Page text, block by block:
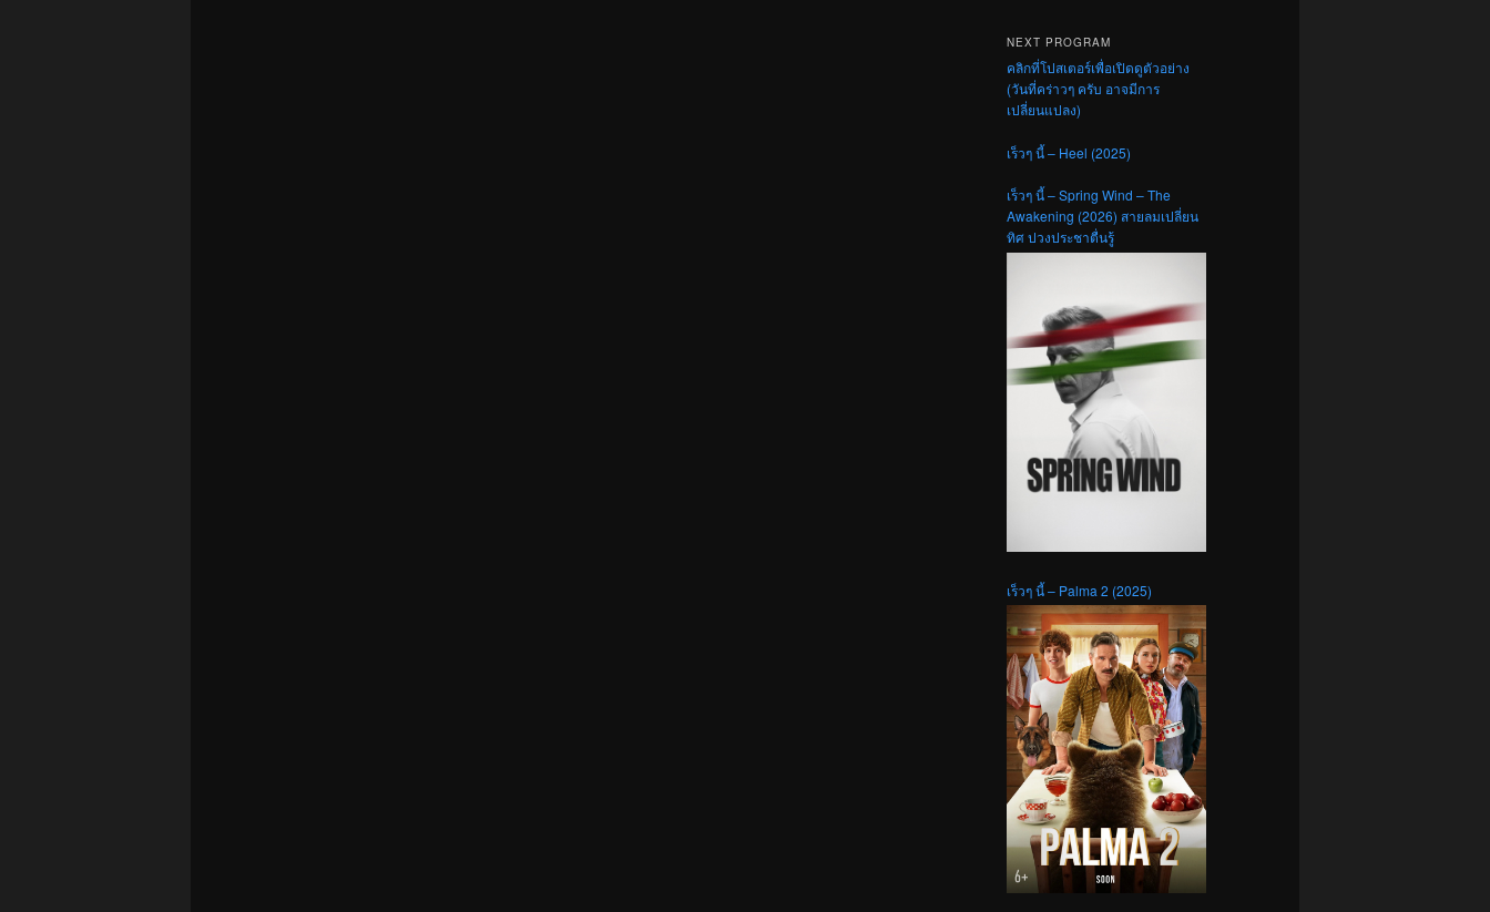
NEXT PROGRAM
คลิกที่โปสเตอร์เพื่อเปิดดูตัวอย่าง
(วันที่คร่าวๆ ครับ อาจมีการ
เปลี่ยนแปลง)
เร็วๆ นี้ – Heel (2025)
เร็วๆ นี้ – Spring Wind – The
Awakening (2026) สายลมเปลี่ยน
ทิศ ปวงประชาตื่นรู้
เร็วๆ นี้ – Palma 2 (2025)